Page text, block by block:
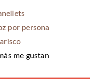
por persona
me gustan